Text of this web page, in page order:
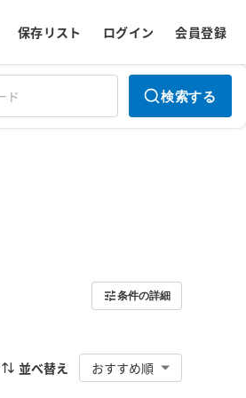
保存リスト ログイン 会員登録
検索する
条件の詳細
並べ替え おすすめ順